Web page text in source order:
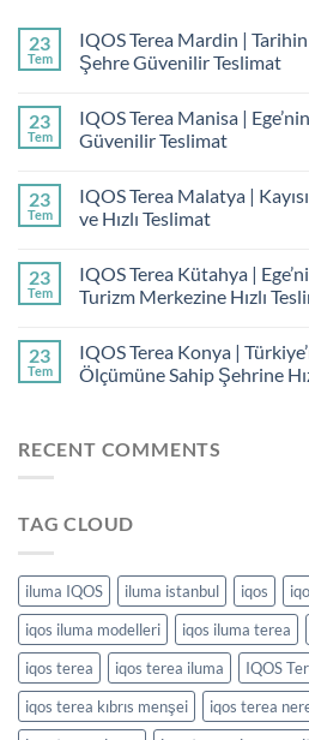
23
Tem
IQOS Terea Mardin |
Şehre Güvenilir Teslimat
23
Tem
IQOS Terea Manisa |
Güvenilir Teslimat
23
Tem
IQOS Terea Malatya |
ve Hızlı Teslimat
23
Tem
IQOS Terea Kütahya |
Turizm Merkezine Hızlı
23
Tem
IQOS Terea Konya |
Ölçümüne Sahip Şehrine
RECENT COMMENTS
TAG CLOUD
iluma IQOS iluma istanbul iqos
iqos iluma modelleri
iqos iluma terea
iqos terea
iqos terea iluma
IQOS
iqos terea kıbrıs menşei
iqos terea